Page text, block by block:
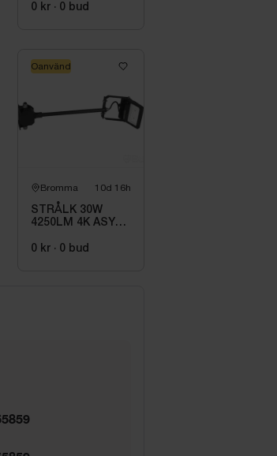
HEATLINE
0 kr · 0 bud
Bromma 10d 16h
STRÅLK 30W
4250LM 4K ASYM,
INKL 0,5M ARM
0 kr · 0 bud
Oanvänd